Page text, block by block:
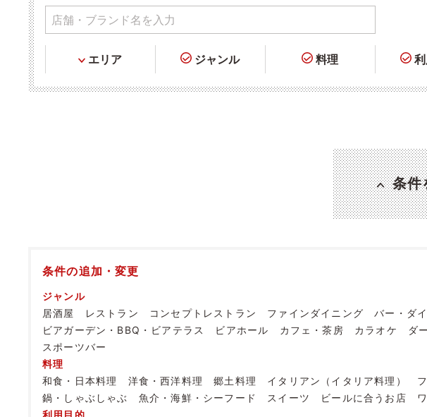
エリア ジャンル 料理
条件
条件の追加・変更
ジャンル
居酒屋
レストラン コンセプトレストラン ファインダイニング バー・ダ
ビアガーデン・BBQ・ビアテラス
ビアホール カフェ・茶房 カラオケ ダ
スポーツバー
料理
和食・日本料理
洋食・西洋料理 郷土料理 イタリアン（イタリア料理）
鍋・しゃぶしゃぶ
魚介・海鮮・シーフード スイーツ ビールに合うお店
利用目的